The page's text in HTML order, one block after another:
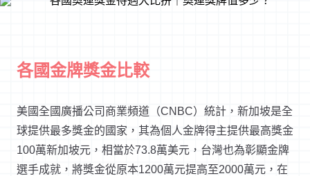
各國金牌獎金比較
美國全國廣播公司商業頻道（CNBC）統計，新加坡是全
球提供最多獎金的國家，其為個人金牌得主提供最高獎金
100萬新加坡元，相當於73.8萬美元，台灣也為彰顯金牌
選手成就，將獎金從原本1200萬元提高至2000萬元，在